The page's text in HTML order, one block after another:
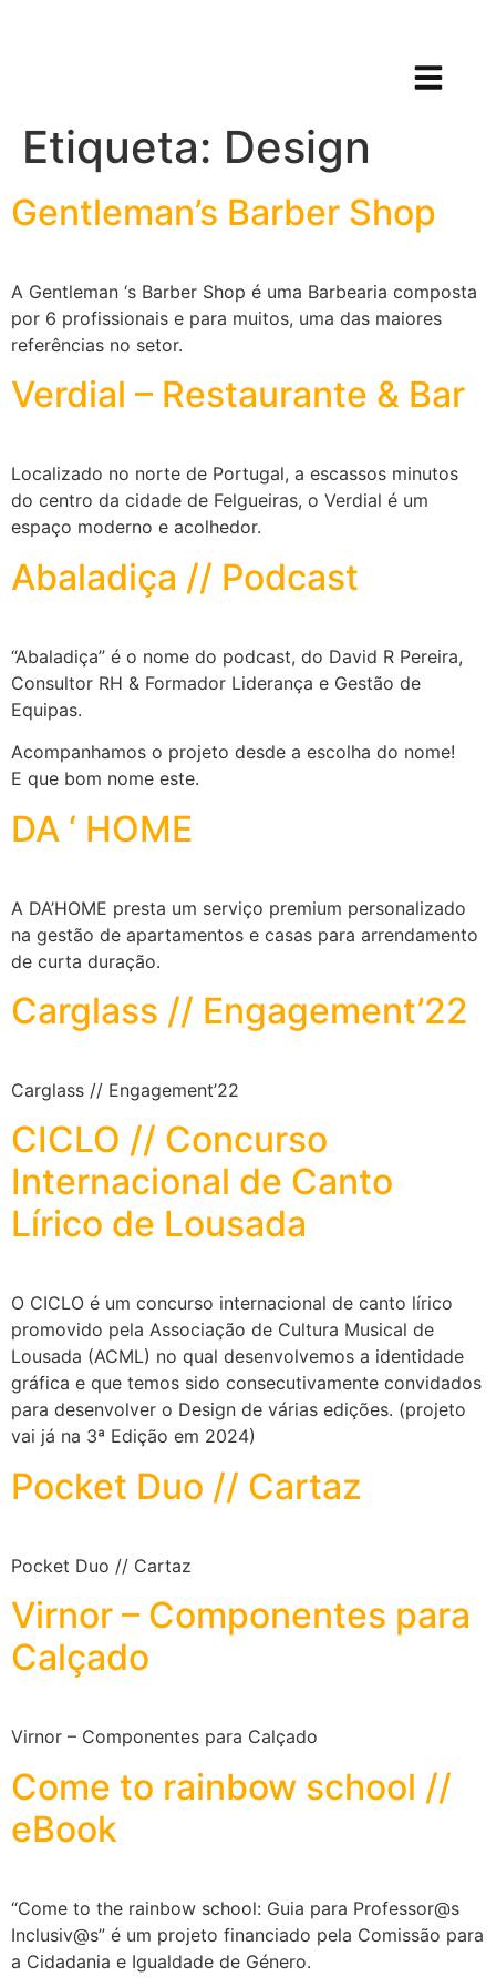
Etiqueta: Design
Gentleman’s Barber Shop
A Gentleman ‘s Barber Shop é uma Barbearia composta
por 6 profissionais e para muitos, uma das maiores
referências no setor.
Verdial – Restaurante & Bar
Localizado no norte de Portugal, a escassos minutos
do centro da cidade de Felgueiras, o Verdial é um
espaço moderno e acolhedor.
Abaladiça // Podcast
“Abaladiça” é o nome do podcast, do David R Pereira,
Consultor RH & Formador Liderança e Gestão de
Equipas.
Acompanhamos o projeto desde a escolha do nome!
E que bom nome este.
DA ‘ HOME
A DA’HOME presta um serviço premium personalizado
na gestão de apartamentos e casas para arrendamento
de curta duração.
Carglass // Engagement’22
Carglass // Engagement’22
CICLO // Concurso
Internacional de Canto
Lírico de Lousada
O CICLO é um concurso internacional de canto lírico
promovido pela Associação de Cultura Musical de
Lousada (ACML) no qual desenvolvemos a identidade
gráfica e que temos sido consecutivamente convidados
para desenvolver o Design de várias edições. (projeto
vai já na 3ª Edição em 2024)
Pocket Duo // Cartaz
Pocket Duo // Cartaz
Virnor – Componentes para
Calçado
Virnor – Componentes para Calçado
Come to rainbow school //
eBook
“Come to the rainbow school: Guia para Professor@s
Inclusiv@s” é um projeto financiado pela Comissão para
a Cidadania e Igualdade de Género.